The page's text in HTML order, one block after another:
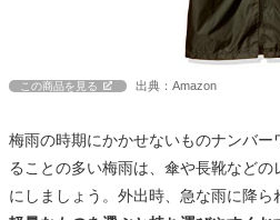
この商品を見る 出典：Amazon
梅雨の時期にかかせないものナンバ
ることの多い梅雨は、傘や長靴などの
にしましょう。外出時、急な雨に降ら